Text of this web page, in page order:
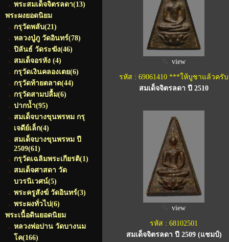
พระสมเด็จจิตรลดา(13)
พระผงยอดนิยม
กรุวัดพลับ(21)
หลวงปู่ภู วัดอินทร์(78)
ปิลันธ์ วัดระฆัง(46)
สมเด็จอรหัง (4)
กรุวัดเงินคลองเตย(6)
กรุวัดท้ายตลาด(44)
กรุวัดสามปลื้ม(6)
ปากน้ำ(95)
สมเด็จบางขุนพรหม กรุ
เจดีย์เล็ก(4)
สมเด็จบางขุนพรหม ปี
2509(61)
กรุวัดเฉลิมพระเกียรติ(1)
สมเด็จศาสดา วัด
บวรนิเวศน์(5)
พระครูสังฆ์ วัดอินทร์(3)
พระผงทั่วไป(6)
พระเนื้อดินยอดนิยม
หลวงพ่อปาน วัดบางนม
โค(166)
view
รหัส : 69061410 ***ให้บูชาแล้วครับ
สมเด็จจิตรลดา ปี 2510
view
รหัส : 68102501
สมเด็จจิตรลดา ปี 2509 (แชมป์)